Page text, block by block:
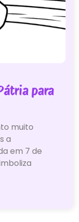
para
muito
a
em 7 de